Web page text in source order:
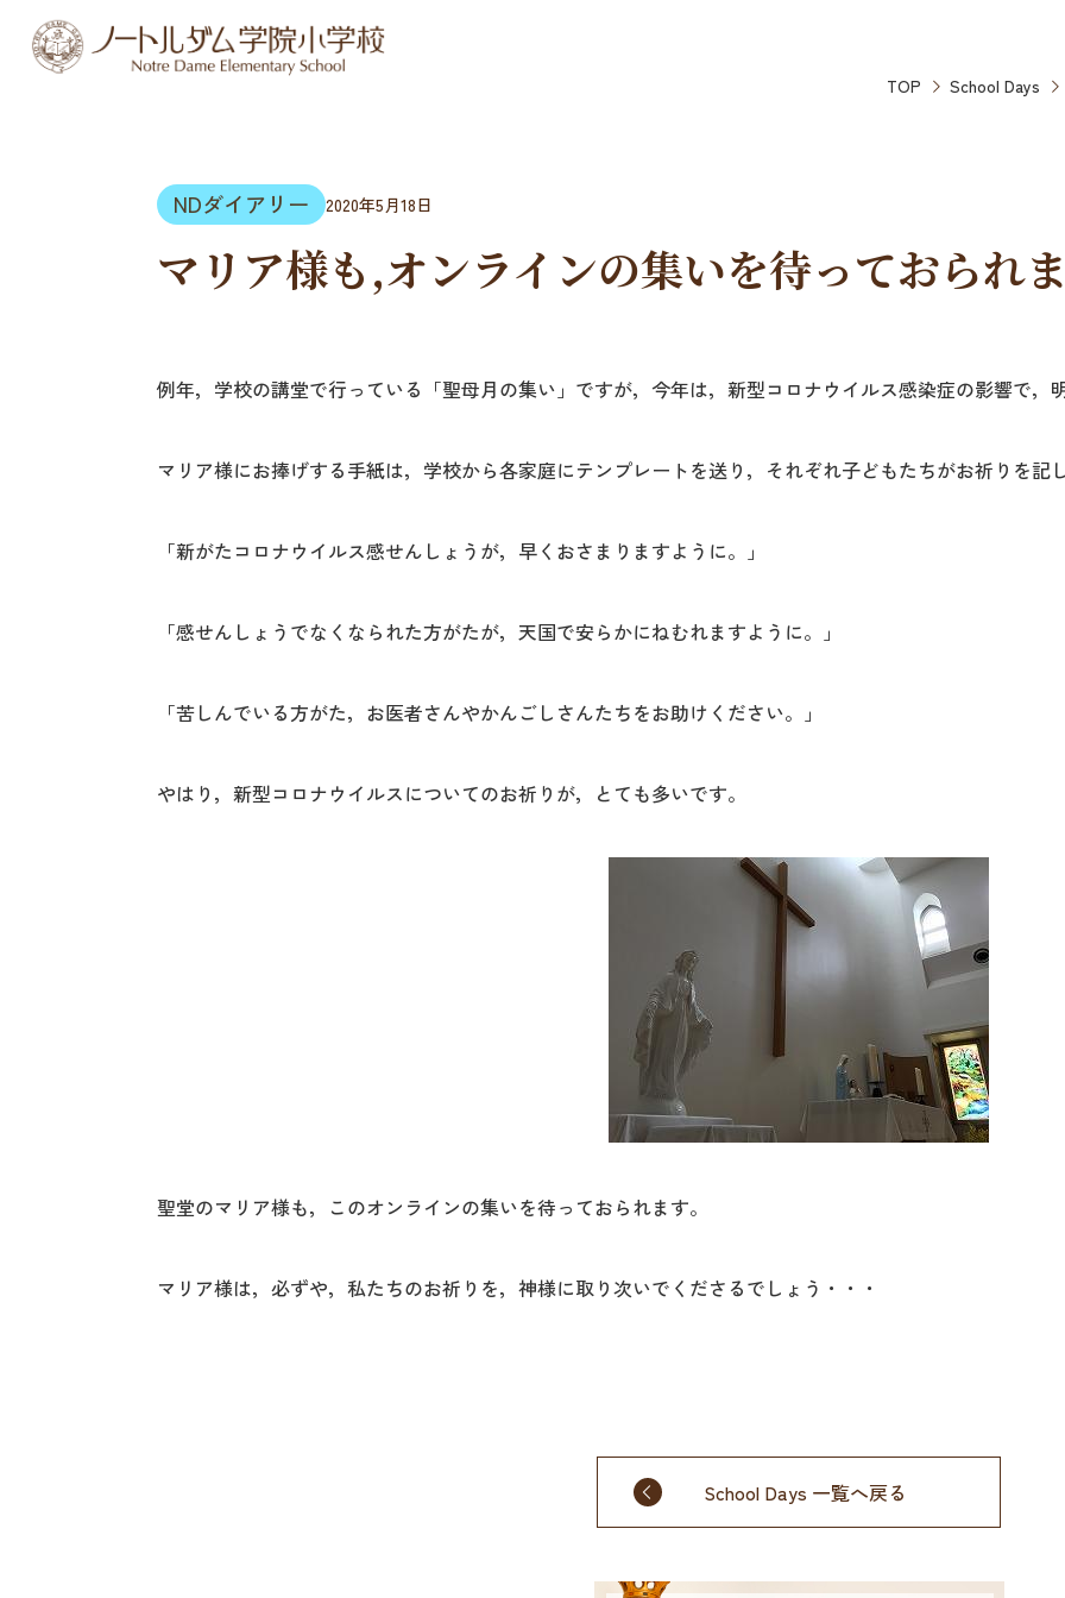
TOP School Days
NDダイアリー 2020年5月18日
マリア様も,オンラインの集いを待っておられ
例年，学校の講堂で行っている「聖母月の集い」ですが，今年は，新型コロナウイルス感染症の影響で，
マリア様にお捧げする手紙は，学校から各家庭にテンプレートを送り，それぞれ子どもたちがお祈りを記
「新がたコロナウイルス感せんしょうが，早くおさまりますように。」
「感せんしょうでなくなられた方がたが，天国で安らかにねむれますように。」
「苦しんでいる方がた，お医者さんやかんごしさんたちをお助けください。」
やはり，新型コロナウイルスについてのお祈りが，とても多いです。
聖堂のマリア様も，このオンラインの集いを待っておられます。
マリア様は，必ずや，私たちのお祈りを，神様に取り次いでくださるでしょう・・・
School Days 一覧へ戻る